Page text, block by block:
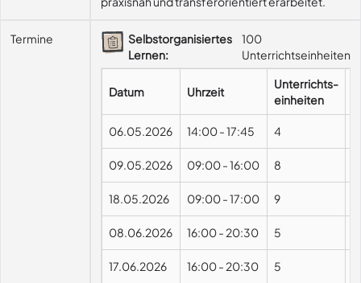
Termine
Selbstorganisiertes
Lernen:
100
Unterrichtseinheiten
Datum Uhrzeit
Unterrichts-
einheiten
06.05.2026 14:00-17:45 4
09.05.2026 09:00-16:00 8
18.05.2026 09:00-17:00 9
08.06.2026 16:00- 20:30 5
17.06.2026 16:00- 20:30 5